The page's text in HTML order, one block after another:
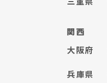
関西
大阪府
兵庫県